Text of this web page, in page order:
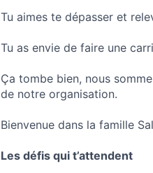
Tu aimes te dépasser et
Tu as envie de faire une
Ça tombe bien, nous
de notre organisation.
Bienvenue dans la famille
Les défis qui t’attendent